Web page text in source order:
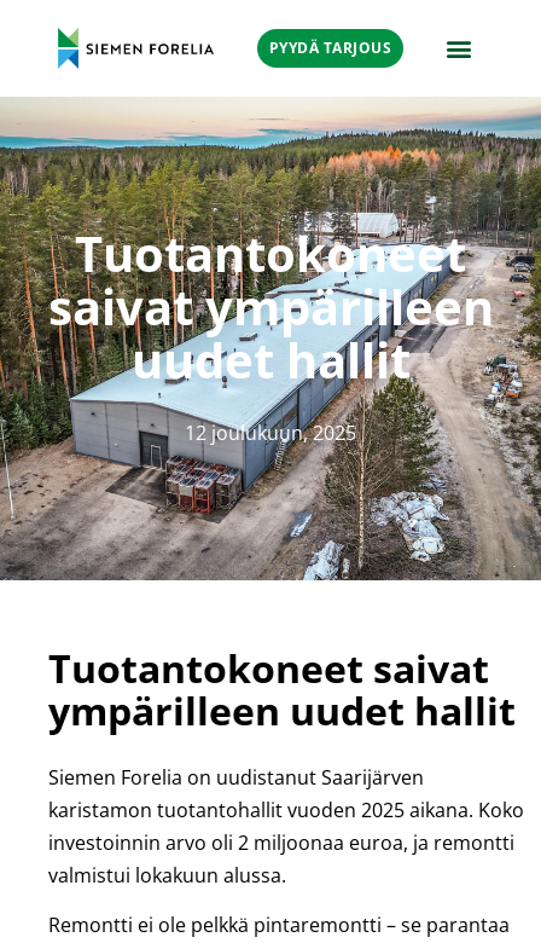
PYYDÄ TARJOUS
Tuotantokoneet
saivat ympärilleen
uudet hallit
12 joulukuun, 2025
Tuotantokoneet saivat
ympärilleen uudet hallit
Siemen Forelia on uudistanut Saarijärven
karistamon tuotantohallit vuoden 2025 aikana. Koko
investoinnin arvo oli 2 miljoonaa euroa, ja remontti
valmistui lokakuun alussa.
Remontti ei ole pelkkä pintaremontti – se parantaa